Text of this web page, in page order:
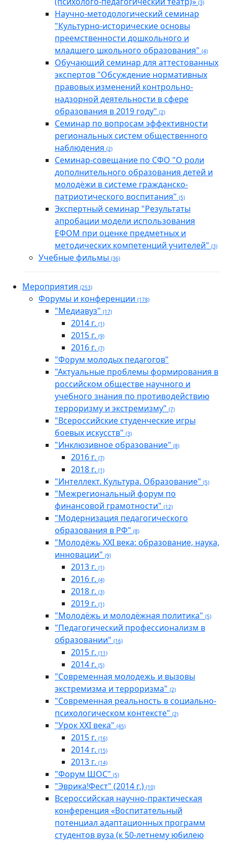
(3)
Научно-методологический семинар
"Культурно-исторические основы
преемственности дошкольного и
младшего школьного образования" (4)
Обучающий семинар для аттестованных
экспертов "Обсуждение нормативных
правовых изменений контрольно-
надзорной деятельности в сфере
образования в 2019 году" (2)
Семинар по вопросам эффективности
региональных систем общественного
наблюдения (2)
Семинар-совещание по СФО "О роли
дополнительного образования детей и
молодёжи в системе гражданско-
патриотического воспитания" (5)
Экспертный семинар "Результаты
апробации модели использования
ЕФОМ при оценке предметных и
методических компетенций учителей" (3)
Учебные фильмы (36)
Мероприятия (253)
Форумы и конференции (178)
"Медиавуз" (17)
2014 г. (1)
2015 г. (9)
2016 г. (7)
"Форум молодых педагогов"
"Актуальные проблемы формирования в
российском обществе научного и
учебного знания по противодействию
терроризму и экстремизму" (7)
"Всероссийские студенческие игры
боевых искусств" (3)
"Инклюзивное образование" (8)
2016 г. (7)
2018 г. (1)
"Интеллект. Культура. Образование" (5)
"Межрегиональный форум по
финансовой грамотности" (12)
"Модернизация педагогического
образования в РФ" (8)
"Молодёжь XXI века: образование, наука,
инновации" (9)
2013 г. (1)
2016 г. (4)
2018 г. (3)
2019 г. (1)
"Молодёжь и молодёжная политика" (5)
"Педагогический профессионализм в
образовании" (16)
2015 г. (11)
2014 г. (5)
"Современная молодежь и вызовы
экстремизма и терроризма" (2)
"Современная реальность в социально-
психологическом контексте" (2)
"Урок XXI века" (45)
2015 г. (16)
2014 г. (15)
2013 г. (14)
"Форум ШОС" (5)
"Эврика!Фест" (2014 г.) (10)
Всероссийская научно-практическая
конференция «Воспитательный
потенциал адаптационных программ
студентов вуза (к 50-летнему юбилею